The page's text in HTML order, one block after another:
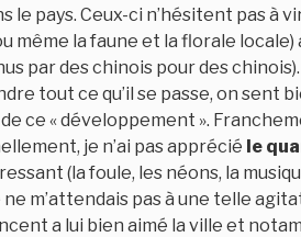
le pays. Ceux-ci n’hésitent pas
même la faune et la florale
par des chinois pour des
tout ce qu’il se passe, on sent
ce « développement ».
je n’ai pas apprécié le
(la foule, les néons, la
ne m’attendais pas à une telle
a lui bien aimé la ville et